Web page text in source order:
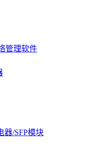
管理软件
器/SFP模块